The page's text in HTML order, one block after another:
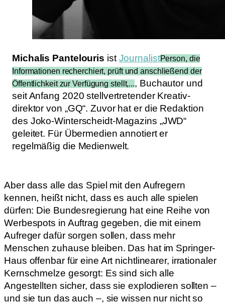
Michalis Pantelouris ist JournalistPerson, die
Informationen recherchiert, prüft und anschließend der
Öffentlichkeit zur Verfügung stellt,..., Buchautor und
seit Anfang 2020 stellvertretender Kreativ­
direktor von „GQ“. Zuvor hat er die Redaktion
des Joko-Winterscheidt-Magazins „JWD“
geleitet. Für Übermedien annotiert er
regelmäßig die Medienwelt.
Aber dass alle das Spiel mit den Aufregern
kennen, heißt nicht, dass es auch alle spielen
dürfen: Die Bundesregierung hat eine Reihe von
Werbespots in Auftrag gegeben, die mit einem
Aufreger dafür sorgen sollen, dass mehr
Menschen zuhause bleiben. Das hat im Springer-
Haus offenbar für eine Art nichtlinearer, irrationaler
Kernschmelze gesorgt: Es sind sich alle
Angestellten sicher, dass sie explodieren sollten –
und sie tun das auch –, sie wissen nur nicht so